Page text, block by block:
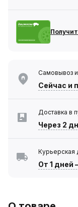
Самовывоз
Сейчас и
Доставка в
Через 2
Курьерская
От 1 дней